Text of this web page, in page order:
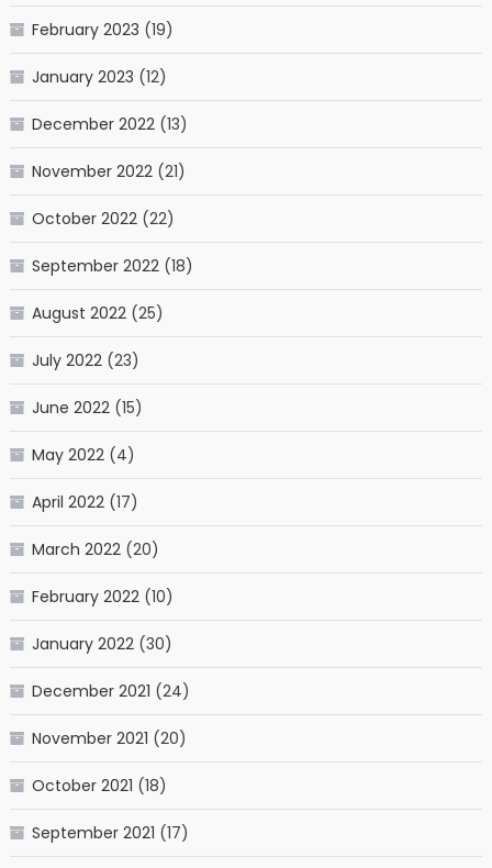
February 2023 (19)
January 2023 (12)
December 2022(13)
November 2022(21)
October 2022(22)
September 2022(18)
August 2022(25)
July 2022(23)
June 2022(15)
May 2022(4)
April 2022(17)
March 2022(20)
February 2022(10)
January 2022(30)
December 2021 (24)
November 2021 (20)
October 2021 (18)
September 2021 (17)